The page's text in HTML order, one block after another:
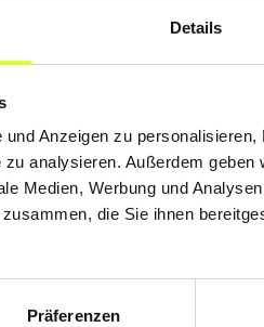
Details
Anzeigen zu
analysieren. Außerdem
Medien, Werbung und
die Sie ihnen
Präferenzen